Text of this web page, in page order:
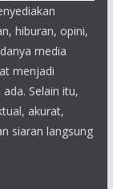
hiburan, opini,
media
menjadi
Selain itu,
akurat,
siaran langsung